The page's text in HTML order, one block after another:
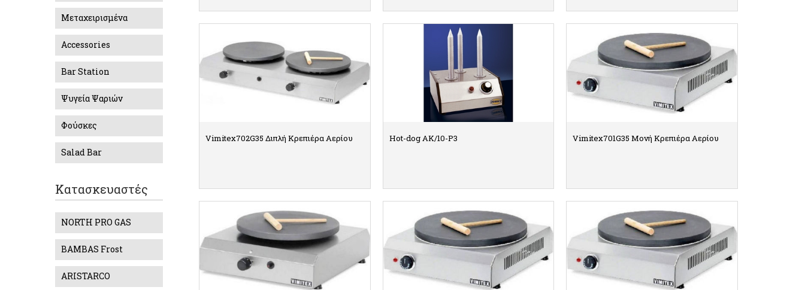
Μεταχειρισμένα
Accessories
Bar Station
Ψυγεία Ψαριών
Φούσκες
Salad Bar
Κατασκευαστές
NORTH PRO GAS
BAMBAS Frost
ARISTARCO
ΛΕΠΤΟΜΕΡΕΙΕΣ
Vimitex702G35 Διπλή Κρεπιέρα Αερίου
ΛΕΠΤΟΜΕΡΕΙΕΣ
Hot-dog AK/10-P3
ΛΕΠΤΟΜΕΡΕΙΕΣ
Vimitex701G35 Μονή Κρεπιέρα Αερίου
ΛΕΠΤΟΜΕΡΕΙΕΣ ΛΕΠΤΟΜΕΡΕΙΕΣ ΛΕΠΤΟΜΕΡΕΙΕΣ